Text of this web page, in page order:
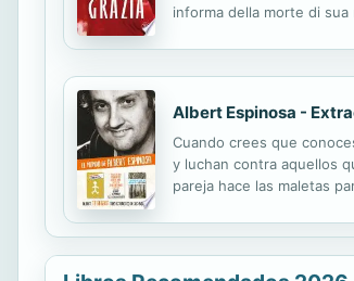
informa della morte di
Albert Espinosa -
Cuando crees que
y luchan contra aquellos
pareja hace las maletas